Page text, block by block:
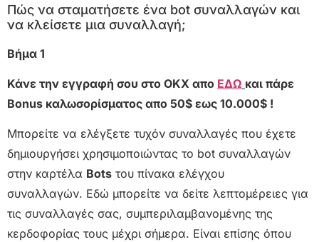
Πώς να σταματήσετε ένα bot συναλλαγών και
να κλείσετε μια συναλλαγή;
Βήμα 1
Κάνε την εγγραφή σου στο OKX απο ΕΔΩ και πάρε
Bonus καλωσορίσματος απο 50$ εως 10.000$ !
Μπορείτε να ελέγξετε τυχόν συναλλαγές που έχετε
δημιουργήσει χρησιμοποιώντας το bot συναλλαγών
στην καρτέλα Bots του πίνακα ελέγχου
συναλλαγών. Εδώ μπορείτε να δείτε λεπτομέρειες για
τις συναλλαγές σας, συμπεριλαμβανομένης της
κερδοφορίας τους μέχρι σήμερα. Είναι επίσης όπου